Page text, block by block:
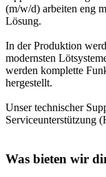
(m/w/d) arbeiten eng
Lösung.
In der Produktion
modernsten
werden komplette
hergestellt.
Unser technischer
Serviceunterstützung
Was bieten wir